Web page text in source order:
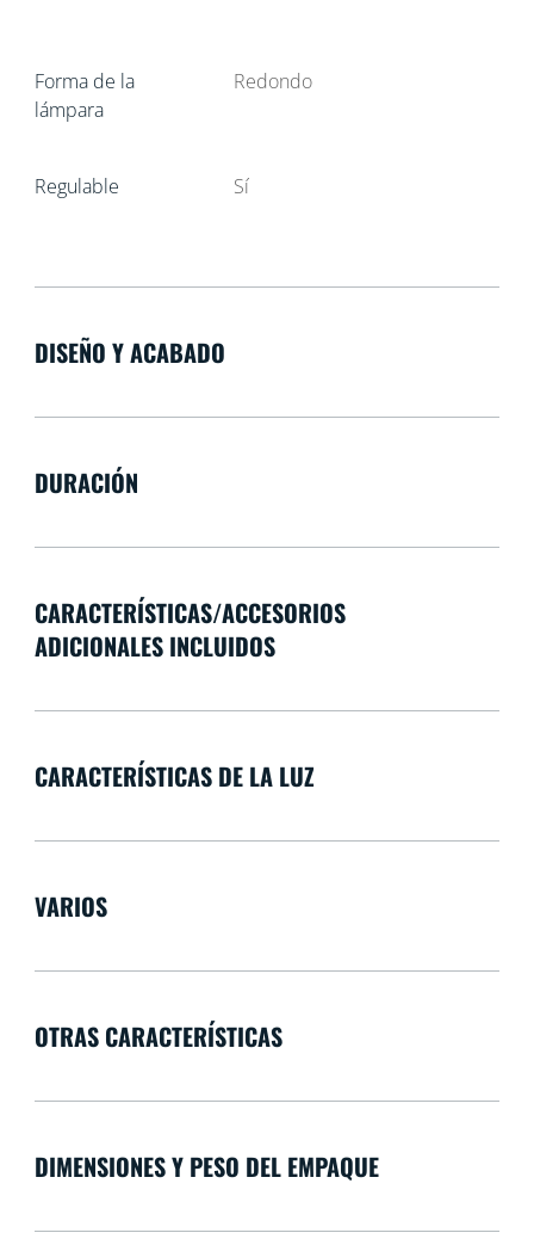
Forma de la
lámpara
Redondo
Regulable Sí
DISEÑO Y ACABADO
DURACIÓN
CARACTERÍSTICAS/ACCESORIOS
ADICIONALES INCLUIDOS
CARACTERÍSTICAS DE LA LUZ
VARIOS
OTRAS CARACTERÍSTICAS
DIMENSIONES Y PESO DEL EMPAQUE